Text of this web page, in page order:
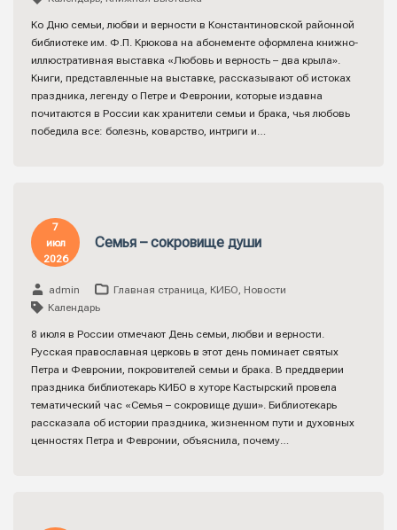
Ко Дню семьи, любви и верности в Константиновской районной
библиотеке им. Ф.П. Крюкова на абонементе оформлена книжно-
иллюстративная выставка «Любовь и верность – два крыла».
Книги, представленные на выставке, рассказывают об истоках
праздника, легенду о Петре и Февронии, которые издавна
почитаются в России как хранители семьи и брака, чья любовь
победила все: болезнь, коварство, интриги и…
7
июл
2026
Семья – сокровище души
admin Главная страница, КИБО, Новости
Календарь
8 июля в России отмечают День семьи, любви и верности.
Русская православная церковь в этот день поминает святых
Петра и Февронии, покровителей семьи и брака. В преддверии
праздника библиотекарь КИБО в хуторе Кастырский провела
тематический час «Семья – сокровище души». Библиотекарь
рассказала об истории праздника, жизненном пути и духовных
ценностях Петра и Февронии, объяснила, почему…